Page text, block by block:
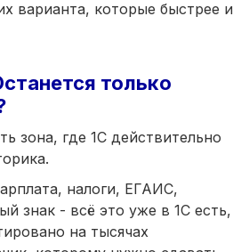
варианта, которые быстрее и
только
зона, где 1С действительно
налоги, ЕГАИС,
знак - всё это уже в 1С есть,
на тысячах